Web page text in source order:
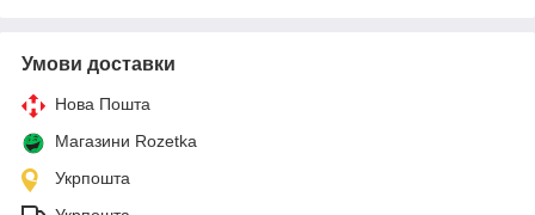
Умови доставки
Нова Пошта
Магазини Rozetka
Укрпошта